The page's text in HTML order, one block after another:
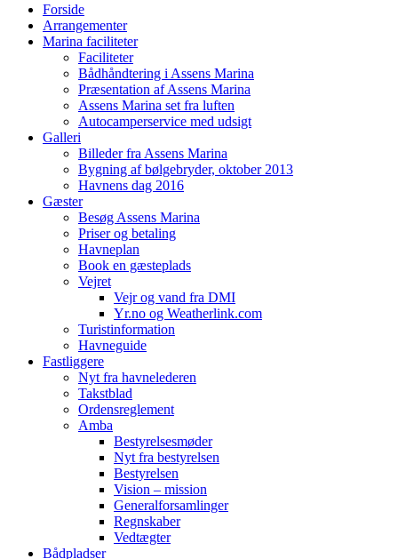
Forside
Arrangementer
Marina faciliteter
Faciliteter
Bådhåndtering i Assens Marina
Præsentation af Assens Marina
Assens Marina set fra luften
Autocamperservice med udsigt
Galleri
Billeder fra Assens Marina
Bygning af bølgebryder, oktober 2013
Havnens dag 2016
Gæster
Besøg Assens Marina
Priser og betaling
Havneplan
Book en gæsteplads
Vejret
Vejr og vand fra DMI
Yr.no og Weatherlink.com
Turistinformation
Havneguide
Fastliggere
Nyt fra havnelederen
Takstblad
Ordensreglement
Amba
Bestyrelsesmøder
Nyt fra bestyrelsen
Bestyrelsen
Vision – mission
Generalforsamlinger
Regnskaber
Vedtægter
Bådpladser